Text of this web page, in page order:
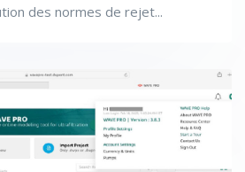
des normes de rejet...